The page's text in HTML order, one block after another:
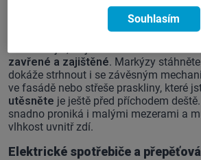
Okna, dveře a střecha
zavřené a zajištěné. Markýzy
dokáže strhnout i se závěsným
ve fasádě nebo střeše praskliny, které
utěsněte je ještě před příchodem
snadno proniká i malými mezerami a
vlhkost uvnitř zdí.
Elektrické spotřebiče a
Souhlasím